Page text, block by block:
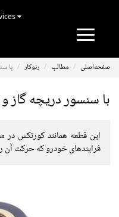
Toggle
صفحه‌اصلی مطالب رنوکار با
با سنسور دریچه گاز
این قطعه همانند کورتکس در
فرایندهای خودرو که حرکت آن